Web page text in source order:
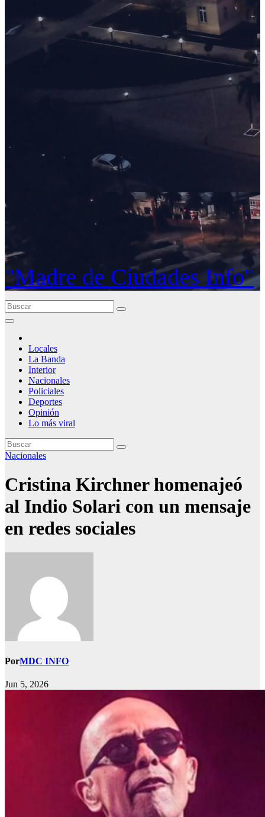
"Madre de Ciudades Info"
Locales
La Banda
Interior
Nacionales
Policiales
Deportes
Opinión
Lo más viral
Nacionales
Cristina Kirchner homenajeó
al Indio Solari con un mensaje
en redes sociales
PorMDC INFO
Jun 5, 2026